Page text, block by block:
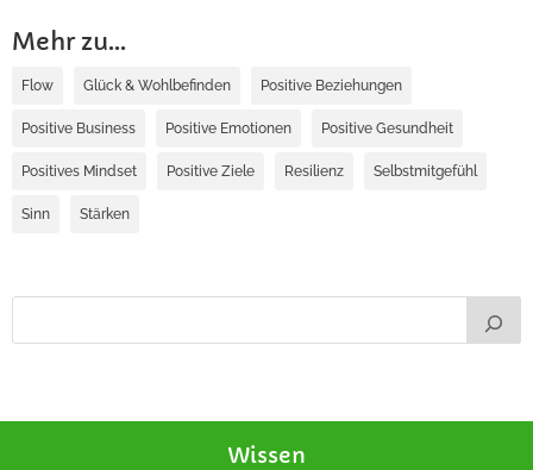
Mehr zu...
Flow Glück & Wohlbefinden Positive Beziehungen
Positive Business Positive Emotionen Positive Gesundheit
Positives Mindset Positive Ziele Resilienz Selbstmitgefühl
Sinn Stärken
Wissen